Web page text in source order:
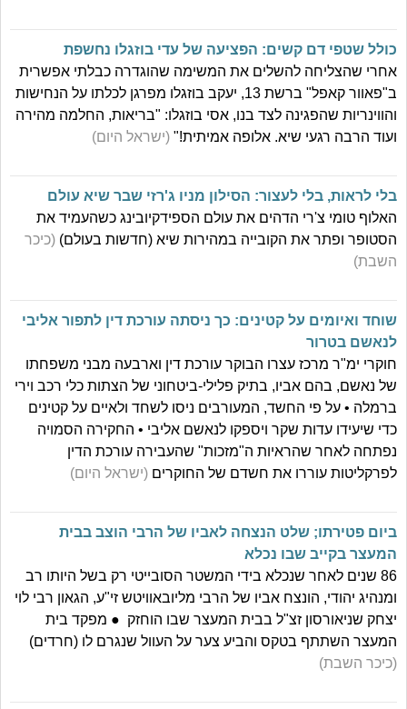
כולל שטפי דם קשים: הפציעה של עדי בוזגלו נחשפת
אחרי שהצליחה להשלים את המשימה שהוגדרה כבלתי אפשרית
ב"פאוור קאפל" ברשת 13, יעקב בוזגלו מפרגן לכלתו על הנחישות
והווינריות שהפגינה לצד בנו, אסי בוזגלו: "בריאות, החלמה מהירה
ועוד הרבה רגעי שיא. אלופה אמיתית!" (ישראל היום)
בלי לראות, בלי לעצור: הסילון מניו ג'רזי שבר שיא עולם
האלוף טומי צ'רי הדהים את עולם הספידקיובינג כשהעמיד את
הסטופר ופתר את הקובייה במהירות שיא (חדשות בעולם) (כיכר
השבת)
שוחד ואיומים על קטינים: כך ניסתה עורכת דין לתפור אליבי
לנאשם בטרור
חוקרי ימ"ר מרכז עצרו הבוקר עורכת דין וארבעה מבני משפחתו
של נאשם, בהם אביו, בתיק פלילי-ביטחוני של הצתות כלי רכב וירי
ברמלה • על פי החשד, המעורבים ניסו לשחד ולאיים על קטינים
כדי שיעידו עדות שקר ויספקו לנאשם אליבי • החקירה הסמויה
נפתחה לאחר שהראיות ה"מזכות" שהעבירה עורכת הדין
לפרקליטות עוררו את חשדם של החוקרים (ישראל היום)
ביום פטירתו; שלט הנצחה לאביו של הרבי הוצב בבית
המעצר בקייב שבו נכלא
86 שנים לאחר שנכלא בידי המשטר הסובייטי רק בשל היותו רב
ומנהיג יהודי, הונצח אביו של הרבי מליובאוויטש זי"ע, הגאון רבי לוי
יצחק שניאורסון זצ"ל בבית המעצר שבו הוחזק ● מפקד בית
המעצר השתתף בטקס והביע צער על העוול שנגרם לו (חרדים)
(כיכר השבת)